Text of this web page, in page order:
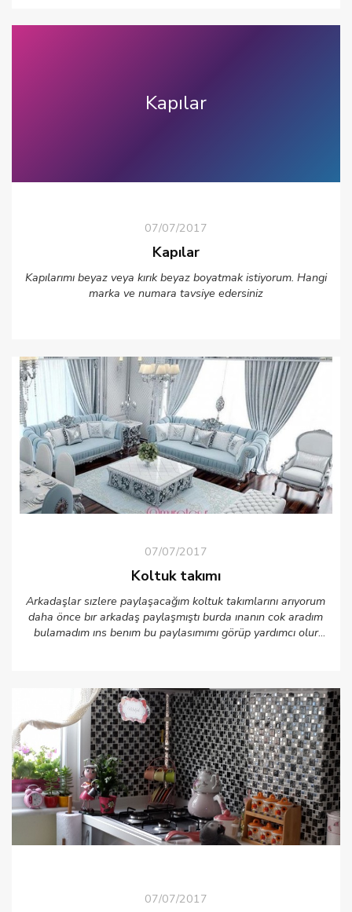
Kapılar
07/07/2017
Kapılar
Kapılarımı beyaz veya kırık beyaz boyatmak istiyorum. Hangi
marka ve numara tavsiye edersiniz
07/07/2017
Koltuk takımı
Arkadaşlar sızlere paylaşacağım koltuk takımlarını arıyorum
daha önce bır arkadaş paylaşmıştı burda ınanın cok aradım
bulamadım ıns benım bu paylasımımı görüp yardımcı olur
07/07/2017